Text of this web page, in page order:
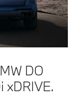
DO
xDRIVE.